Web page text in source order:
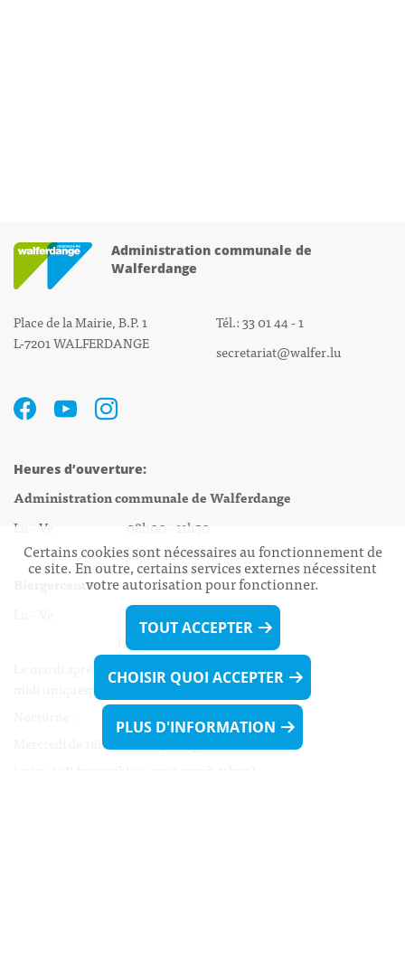
Administration communale de
Walferdange
Place de la Mairie, B.P. 1
L-7201 WALFERDANGE
Tél.: 33 01 44 - 1
secretariat@walfer.lu
Heures d’ouverture:
Administration communale de Walferdange
Lu - Ve 08h00 - 11h30
13h30 - 16h00
Biergercenter
Lu - Ve 08h00 - 11h30
13h30 - 16h00
Le mardi après-midi et le vendredi après-
midi uniquement sur Rdv.
Mercredi de 16h00 - 18h45 uniquement sur Rdv
Certains cookies sont nécessaires au fonctionnement de
ce site. En outre, certains services externes nécessitent
votre autorisation pour fonctionner.
TOUT ACCEPTER
CHOISIR QUOI ACCEPTER
PLUS D'INFORMATION